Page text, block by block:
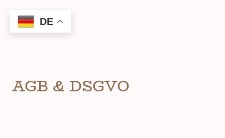
AGB & DSGVO
DE